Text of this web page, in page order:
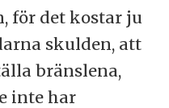
för det kostar ju
skulden, att
bränslena,
inte har